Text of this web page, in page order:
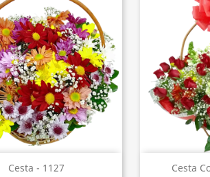
Cesta - 1127
Visualização rápida Cesta
